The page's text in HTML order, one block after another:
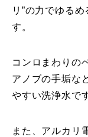
リ”の力でゆる
す。
コンロまわりの
アノブの手垢な
やすい洗浄水で
また、アルカリ